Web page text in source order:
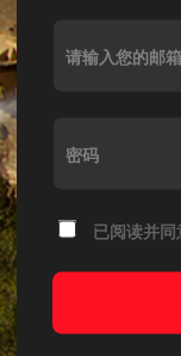
请输入您的邮
密码
已阅读并